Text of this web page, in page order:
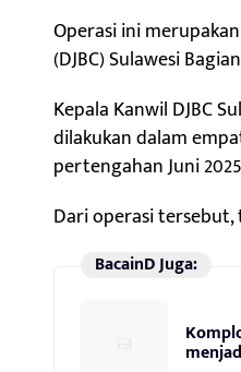
Operasi ini
(DJBC) Sulawesi
Kepala Kanwil DJBC
dilakukan dalam
pertengahan Juni
Dari operasi
BacainD Juga: